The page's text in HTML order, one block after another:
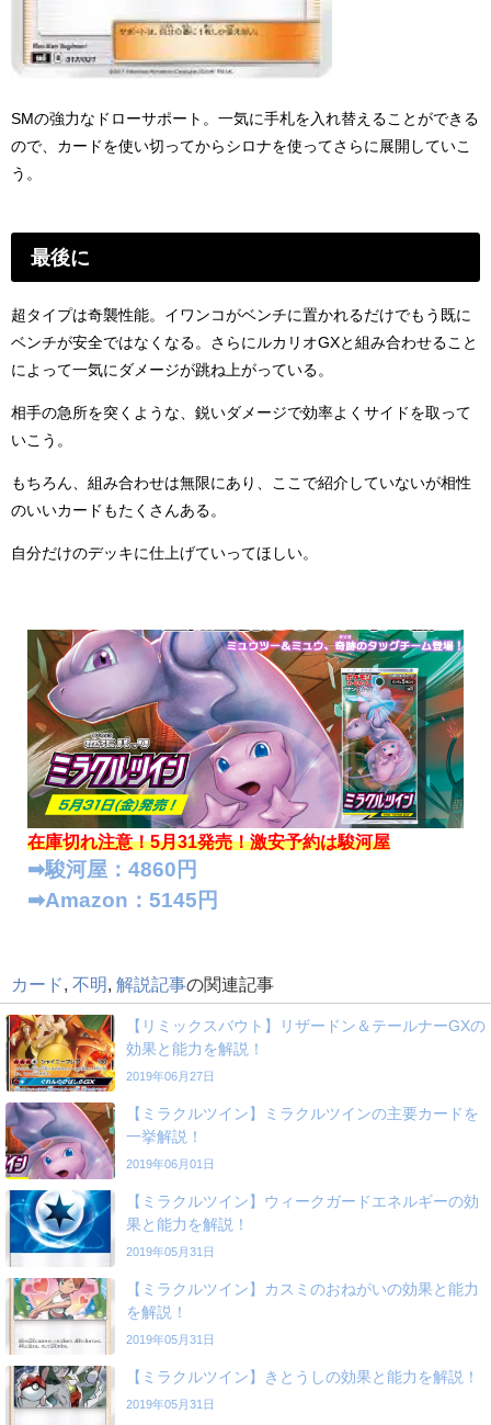
SMの強力なドローサポート。一気に手札を入れ替えることができる
ので、カードを使い切ってからシロナを使ってさらに展開していこ
う。
最後に
超タイプは奇襲性能。イワンコがベンチに置かれるだけでもう既に
ベンチが安全ではなくなる。さらにルカリオGXと組み合わせること
によって一気にダメージが跳ね上がっている。
相手の急所を突くような、鋭いダメージで効率よくサイドを取って
いこう。
もちろん、組み合わせは無限にあり、ここで紹介していないが相性
のいいカードもたくさんある。
自分だけのデッキに仕上げていってほしい。
在庫切れ注意！5月31発売！激安予約は駿河屋
➡︎駿河屋：4860円
➡︎Amazon：5145円
カード 不明 解説記事の関連記事
【リミックスバウト】リザードン＆テールナーGXの
効果と能力を解説！
2019年06月27日
【ミラクルツイン】ミラクルツインの主要カードを
一挙解説！
2019年06月01日
【ミラクルツイン】ウィークガードエネルギーの効
果と能力を解説！
2019年05月31日
【ミラクルツイン】カスミのおねがいの効果と能力
を解説！
2019年05月31日
【ミラクルツイン】きとうしの効果と能力を解説！
2019年05月31日